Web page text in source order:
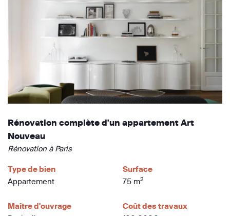
Rénovation complète d'un appartement Art
Nouveau
Rénovation à Paris
Type de bien
Appartement
Surface
75 m2
Maître d'ouvrage
Coût des travaux